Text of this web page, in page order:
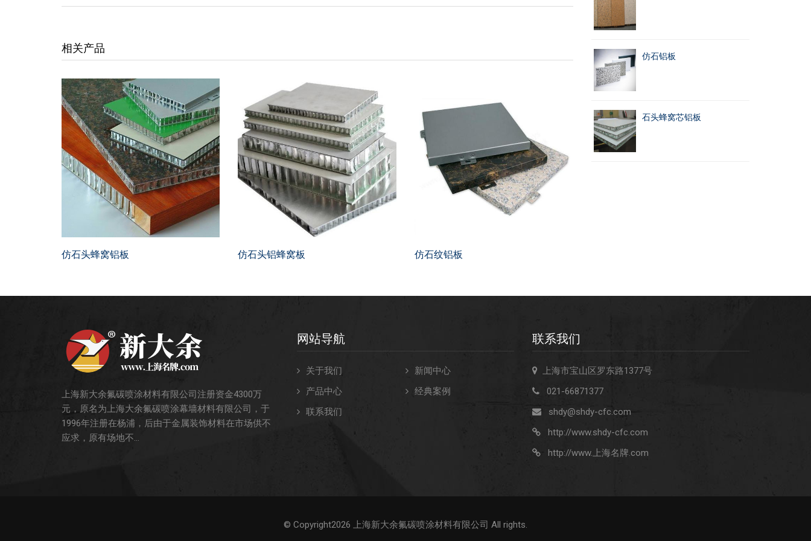
相关产品
仿石头蜂窝铝板 仿石头铝蜂窝板 仿石纹铝板
仿石铝板
石头蜂窝芯铝板
上海新大余氟碳喷涂材料有限公司注册资金4300万
元，原名为上海大余氟碳喷涂幕墙材料有限公司，于
1996年注册在杨浦，后由于金属装饰材料在市场供不
应求，原有场地不...
网站导航
关于我们
新闻中心
产品中心
经典案例
联系我们
联系我们
上海市宝山区罗东路1377号
021-66871377
shdy@shdy-cfc.com
http://www.shdy-cfc.com
http://www.上海名牌.com
© Copyright2026 上海新大余氟碳喷涂材料有限公司 All rights.